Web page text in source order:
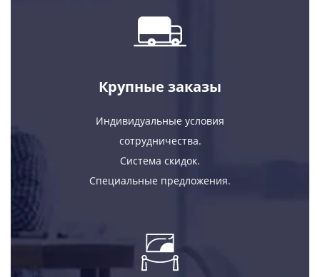
Крупные заказы
Индивидуальные условия
сотрудничества.
Система скидок.
Специальные предложения.